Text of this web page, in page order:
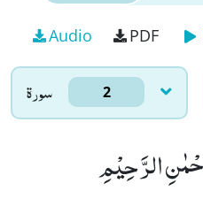
Audio PDF
سورۃ 2
الرَّحِیْمِ